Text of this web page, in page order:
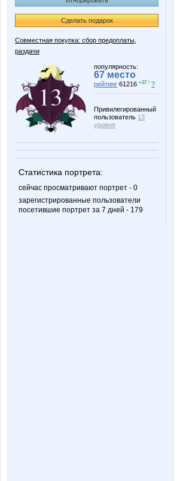
Сделать подарок
Совместная покупка: сбор предоплаты,
раздачи
популярность:
67 место
рейтинг 61216 +37 ↑ ?
Привилегированный
пользователь 13
уровня
Статистика портрета:
сейчас просматривают портрет - 0
зарегистрированные пользователи
посетившие портрет за 7 дней - 179